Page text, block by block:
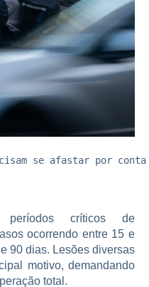
se afastar por
períodos críticos de
ocorrendo entre 15 e
90 dias. Lesões diversas
motivo, demandando
total.